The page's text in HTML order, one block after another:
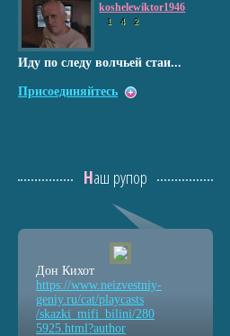
koshelewiktor1946
1 4 2
Иду по следу волчьей стаи...
Присоединяйтесь
Наш рупор
Дон Кихот
https://www.neizvestniy-
geniy.ru/cat/playcasts
/skazki_mifi_bilini/280
5925.html?author